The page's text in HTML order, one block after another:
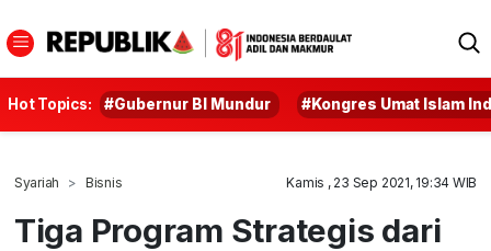
Hot Topics: #Gubernur BI Mundur #Kongres Umat Islam
Syariah Bisnis Kamis , 23 Sep 2021, 19:34 WIB
Tiga Program Strategis dari